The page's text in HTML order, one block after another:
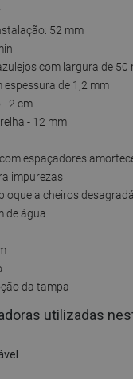
52 mm
com largura de 50
espessura de 1,2 mm
- 2 cm
- 12 mm
espaçadores
impurezas
cheiros
de água
da tampa
utilizadas